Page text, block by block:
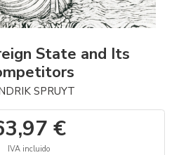
State and Its
SPRUYT
€
IVA incluido